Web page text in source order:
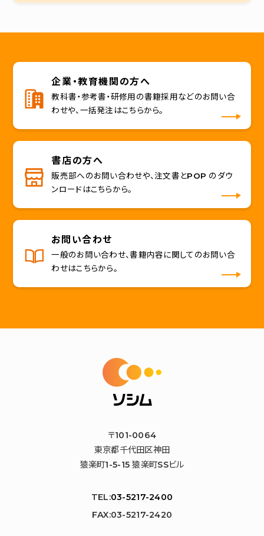
企業・教育機関の方へ
教科書・参考書・研修用の書籍採用などのお問い合
わせや、一括発注はこちらから。
書店の方へ
販売部へのお問い合わせや、注文書とPOP のダウ
ンロードはこちらから。
お問い合わせ
一般のお問い合わせ、書籍内容に関してのお問い合
わせはこちらから。
〒101-0064
東京都千代田区神田
猿楽町1-5-15 猿楽町SSビル
TEL:03-5217-2400
FAX:03-5217-2420